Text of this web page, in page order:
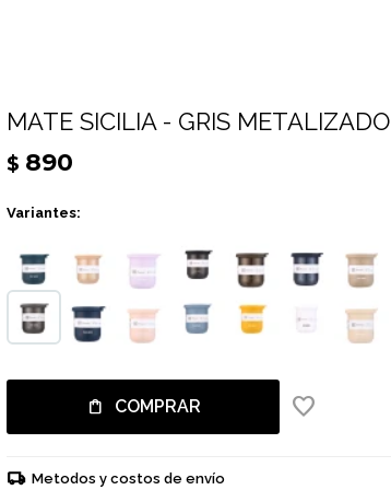
MATE SICILIA - GRIS METALIZADO
$ 890
Variantes:
COMPRAR
Metodos y costos de envío